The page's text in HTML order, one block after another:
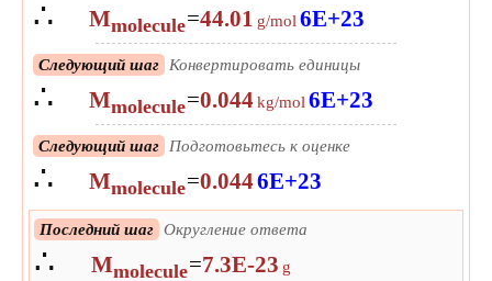
∴ Mmolecule=44.01 g/mol 6E+23
Следующий шаг Конвертировать единицы
∴ Mmolecule=0.044kg/mol 6E+23
Следующий шаг Подготовьтесь к оценке
∴ Mmolecule=0.0446E+23
Следующий шаг Оценивать
∴ Mmolecule=7.3080324346321E-26
Последний шаг Округление ответа
∴ Mmolecule=7.3E-23 g